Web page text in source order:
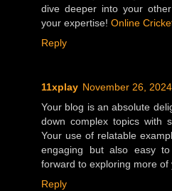
dive deeper into your
your expertise! Online
Reply
11xplay November 26,
Your blog is an absolute
down complex topics with
Your use of relatable
engaging but also easy
forward to exploring more of
Reply